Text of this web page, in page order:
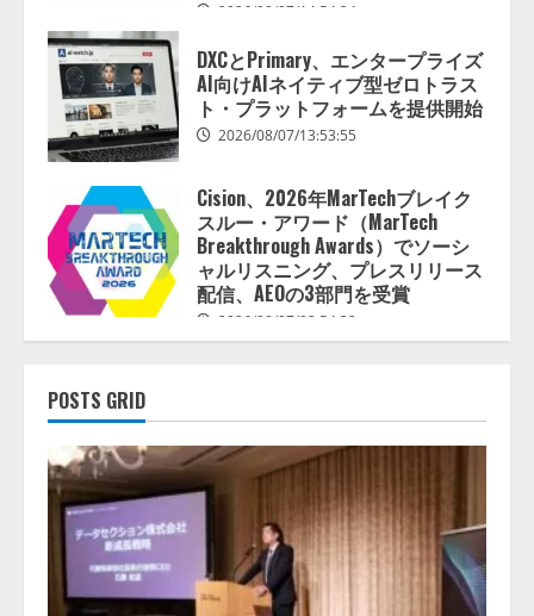
プ
を
展
示：
高
性
能
ス
ト
ジ
製
品
が
AI
分
野
革
2026/08/07/14:54:34
DXCとPrimary、エンタープライズ
AI向けAIネイティブ型ゼロトラス
ト・プラットフォームを提供開始
2026/08/07/13:53:55
Cision、2026年MarTechブレイク
スルー・アワード（MarTech
Breakthrough Awards）でソーシ
ャルリスニング、プレスリリース
配信、AEOの3部門を受賞
2026/08/07/02:54:32
POSTS GRID